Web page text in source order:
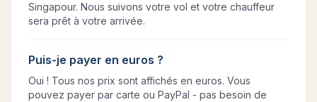
Singapour. Nous suivons votre vol et votre chauffeur
sera prêt à votre arrivée.
Puis-je payer en euros ?
Oui ! Tous nos prix sont affichés en euros. Vous
pouvez payer par carte ou PayPal - pas besoin de